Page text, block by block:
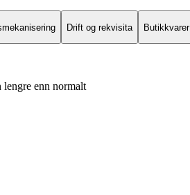
Drift og rekvisita Butikkvarer
enn normalt